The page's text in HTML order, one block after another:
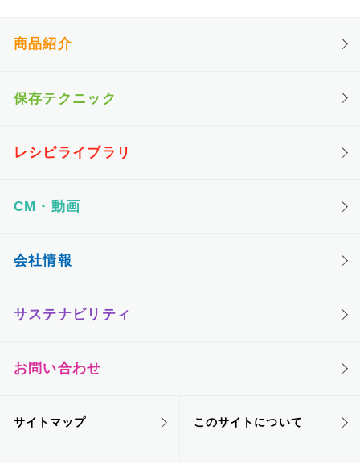
商品紹介
保存テクニック
レシピライブラリ
CM・動画
会社情報
サステナビリティ
お問い合わせ
サイトマップ このサイトについて